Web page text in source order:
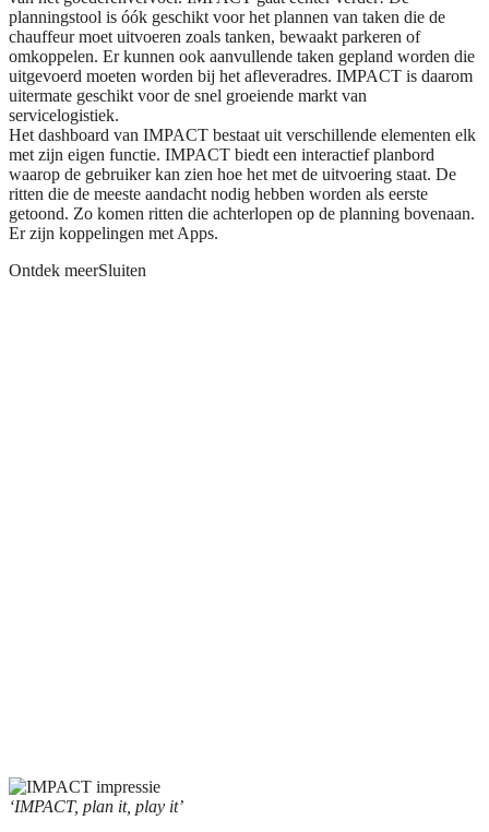
planningstool is óók geschikt voor het plannen van taken die de
chauffeur moet uitvoeren zoals tanken, bewaakt parkeren of
omkoppelen. Er kunnen ook aanvullende taken gepland worden die
uitgevoerd moeten worden bij het afleveradres. IMPACT is daarom
uitermate geschikt voor de snel groeiende markt van
servicelogistiek.
Het dashboard van IMPACT bestaat uit verschillende elementen elk
met zijn eigen functie. IMPACT biedt een interactief planbord
waarop de gebruiker kan zien hoe het met de uitvoering staat. De
ritten die de meeste aandacht nodig hebben worden als eerste
getoond. Zo komen ritten die achterlopen op de planning bovenaan.
Er zijn koppelingen met Apps.
Ontdek meerSluiten
‘IMPACT, plan it, play it’